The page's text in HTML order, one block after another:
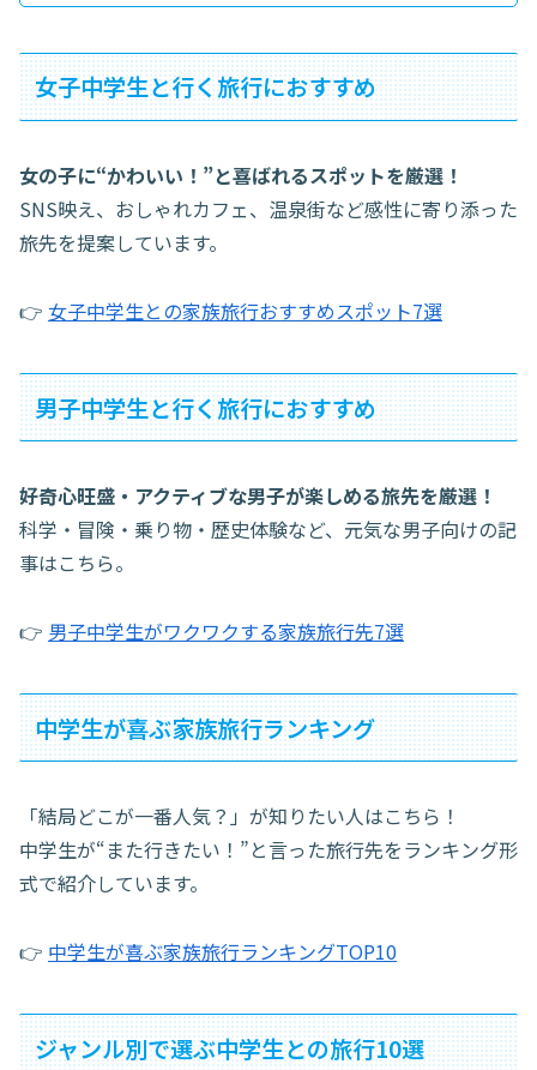
女子中学生と行く旅行におすすめ
女の子に“かわいい！”と喜ばれるスポットを厳選！
SNS映え、おしゃれカフェ、温泉街など感性に寄り添った
旅先を提案しています。
👉 女子中学生との家族旅行おすすめスポット7選
男子中学生と行く旅行におすすめ
好奇心旺盛・アクティブな男子が楽しめる旅先を厳選！
科学・冒険・乗り物・歴史体験など、元気な男子向けの記
事はこちら。
👉 男子中学生がワクワクする家族旅行先7選
中学生が喜ぶ家族旅行ランキング
「結局どこが一番人気？」が知りたい人はこちら！
中学生が“また行きたい！”と言った旅行先をランキング形
式で紹介しています。
👉 中学生が喜ぶ家族旅行ランキングTOP10
ジャンル別で選ぶ中学生との旅行10選